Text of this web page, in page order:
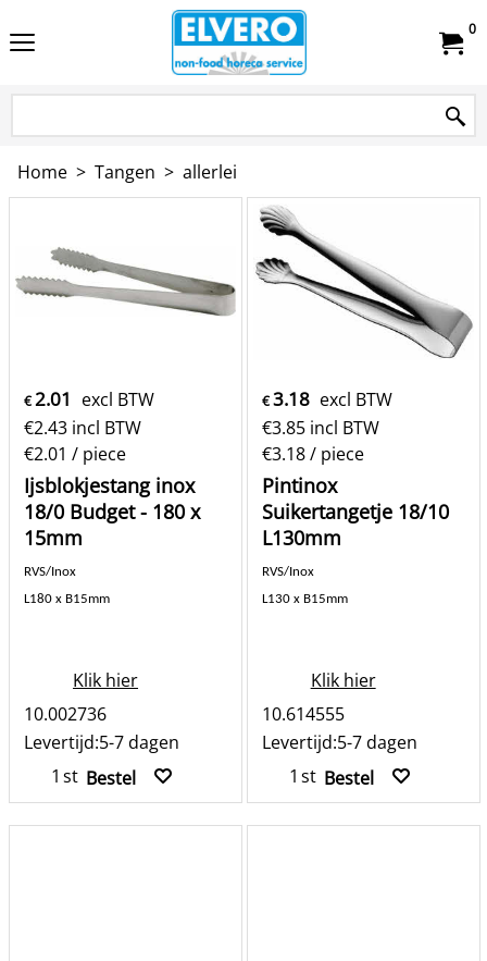
0
Home > Tangen > allerlei
€2.01 excl BTW
€2.43 incl BTW
€2.01 / piece
Ijsblokjestang inox
18/0 Budget - 180 x
15mm
RVS/Inox
L180 x B15mm
Klik hier
10.002736
Levertijd:5-7 dagen
st Bestel
€3.18 excl BTW
€3.85 incl BTW
€3.18/ piece
Pintinox
Suikertangetje 18/10
L130mm
RVS/Inox
L130 x B15mm
Klik hier
10.614555
Levertijd:5-7 dagen
st Bestel